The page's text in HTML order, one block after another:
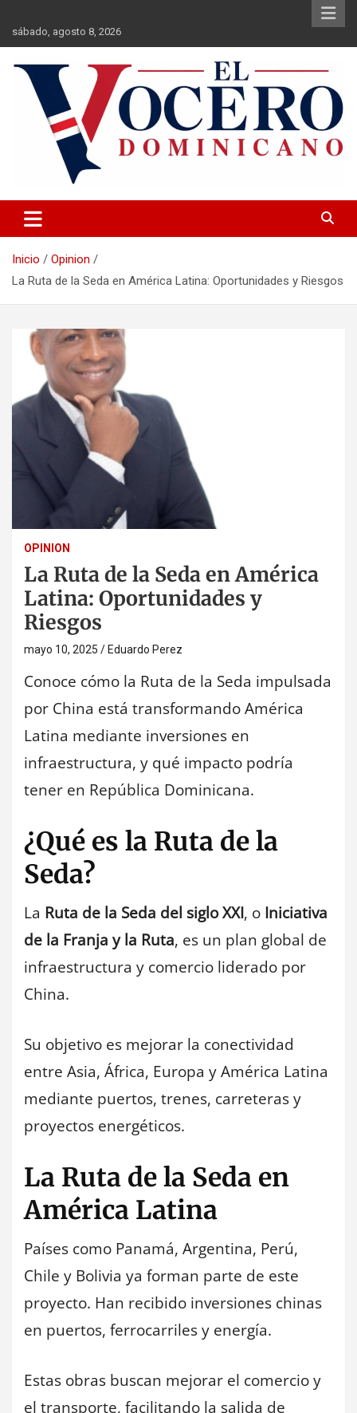
contenido
sábado, agosto 8, 2026
El Vocero Dominicano
Inicio
Opinion
La Ruta de la Seda en América Latina: Oportunidades y Riesgos
OPINION
La Ruta de la Seda en América
Latina: Oportunidades y
Riesgos
mayo 10, 2025 Eduardo Perez
Conoce cómo la Ruta de la Seda impulsada
por China está transformando América
Latina mediante inversiones en
infraestructura, y qué impacto podría
tener en República Dominicana.
¿Qué es la Ruta de la
Seda?
La Ruta de la Seda del siglo XXI, o Iniciativa
de la Franja y la Ruta, es un plan global de
infraestructura y comercio liderado por
China.
Su objetivo es mejorar la conectividad
entre Asia, África, Europa y América Latina
mediante puertos, trenes, carreteras y
proyectos energéticos.
La Ruta de la Seda en
América Latina
Países como Panamá, Argentina, Perú,
Chile y Bolivia ya forman parte de este
proyecto. Han recibido inversiones chinas
en puertos, ferrocarriles y energía.
Estas obras buscan mejorar el comercio y
el transporte, facilitando la salida de